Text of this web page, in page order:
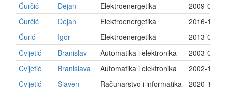
Ćurčić
Dejan Elektroenergetika
2009-04-
Ćurčić
Dejan Elektroenergetika
2016-11-
Ćurić
Igor Elektroenergetika
2013-03-
Cvijetić
Branislav Automatika i elektronika
2003-03-
Cvijetić
Branislava Automatika i elektronika
2002-12-
Cvijetić
Slaven Računarstvo i informatika 2020-12-